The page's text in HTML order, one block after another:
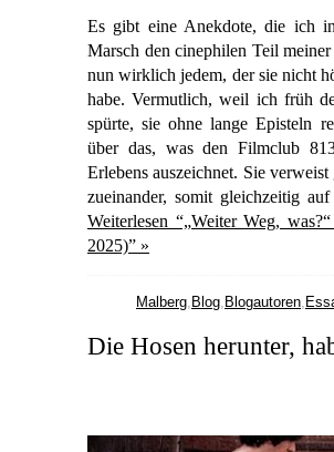
Es gibt eine Anekdote, die ich
Marsch den cinephilen Teil
nun wirklich jedem, der sie nicht
habe. Vermutlich, weil ich früh
spürte, sie ohne lange Episteln
über das, was den Filmclub
Erlebens auszeichnet. Sie
zueinander, somit gleichzeitig
Weiterlesen “„Weiter Weg,
2025)” »
Malberg, Blog, Blogautoren,
Die Hosen herunter,